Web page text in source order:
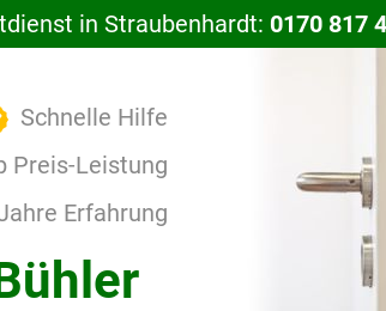
in Straubenhardt: 0170 817
Schnelle Hilfe
Preis-Leistung
Erfahrung